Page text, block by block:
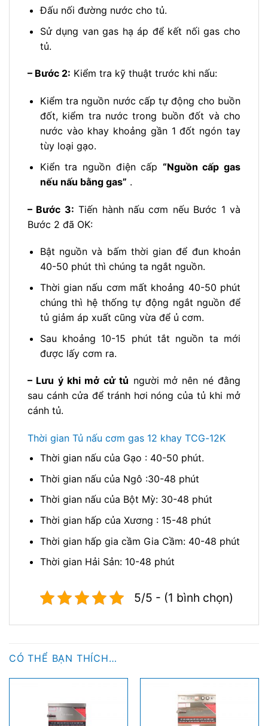
Đấu nối đường nước cho tủ.
Sử dụng van gas hạ áp để kết nối gas cho
tủ.
– Bước 2: Kiểm tra kỹ thuật trước khi nấu:
Kiểm tra nguồn nước cấp tự động cho buồn
đốt, kiểm tra nước trong buồn đốt và cho
nước vào khay khoảng gần 1 đốt ngón tay
tùy loại gạo.
Kiển tra nguồn điện cấp “Nguồn cấp gas
nếu nấu bằng gas” .
– Bước 3: Tiến hành nấu cơm nếu Bước 1 và
Bước 2 đã OK:
Bật nguồn và bấm thời gian để đun khoản
40-50 phút thì chúng ta ngắt nguồn.
Thời gian nấu cơm mất khoảng 40-50 phút
chúng thì hệ thống tự động ngắt nguồn để
tủ giảm áp xuất cũng vừa để ủ cơm.
Sau khoảng 10-15 phút tắt nguồn ta mới
được lấy cơm ra.
– Lưu ý khi mở cử tủ người mở nên né đằng
sau cánh cửa để tránh hơi nóng của tủ khi mở
cánh tủ.
Thời gian Tủ nấu cơm gas 12 khay TCG-12K
Thời gian nấu của Gạo : 40-50 phút.
Thời gian nấu của Ngô :30-48 phút
Thời gian nấu của Bột Mỳ: 30-48 phút
Thời gian hấp của Xương : 15-48 phút
Thời gian hấp gia cầm Gia Cầm: 40-48 phút
Thời gian Hải Sản: 10-48 phút
5/5 - (1 bình chọn)
CÓ THỂ BẠN THÍCH…